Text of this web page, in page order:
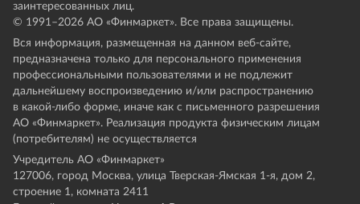
заинтересованных лиц.
© 1991–2026 АО «Финмаркет». Все права защищены.
Вся информация, размещенная на данном веб-сайте,
предназначена только для персонального применения
профессиональными пользователями и не подлежит
дальнейшему воспроизведению и/или распространению
в какой-либо форме, иначе как с письменного разрешения
АО «Финмаркет». Реализация продукта физическим лицам
(потребителям) не осуществляется
Учредитель АО «Финмаркет»
127006, город Москва, улица Тверская-Ямская 1-я, дом 2,
строение 1, комната 2411